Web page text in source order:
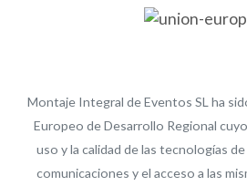
Montaje Integral de Eventos SL ha
Europeo de Desarrollo Regional
uso y la calidad de las tecnologías
comunicaciones y el acceso a las